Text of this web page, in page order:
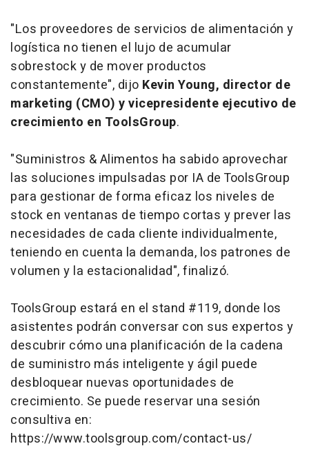
"Los proveedores de servicios de alimentación y
logística no tienen el lujo de acumular
sobrestock y de mover productos
constantemente", dijo Kevin Young, director de
marketing (CMO) y vicepresidente ejecutivo de
crecimiento en ToolsGroup.
"Suministros & Alimentos ha sabido aprovechar
las soluciones impulsadas por IA de ToolsGroup
para gestionar de forma eficaz los niveles de
stock en ventanas de tiempo cortas y prever las
necesidades de cada cliente individualmente,
teniendo en cuenta la demanda, los patrones de
volumen y la estacionalidad", finalizó.
ToolsGroup estará en el stand #119, donde los
asistentes podrán conversar con sus expertos y
descubrir cómo una planificación de la cadena
de suministro más inteligente y ágil puede
desbloquear nuevas oportunidades de
crecimiento. Se puede reservar una sesión
consultiva en:
https://www.toolsgroup.com/contact-us/